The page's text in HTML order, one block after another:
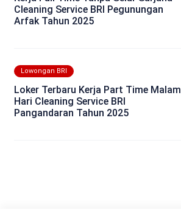
Cleaning Service BRI Pegunungan
Arfak Tahun 2025
Lowongan BRI
Loker Terbaru Kerja Part Time Malam
Hari Cleaning Service BRI
Pangandaran Tahun 2025